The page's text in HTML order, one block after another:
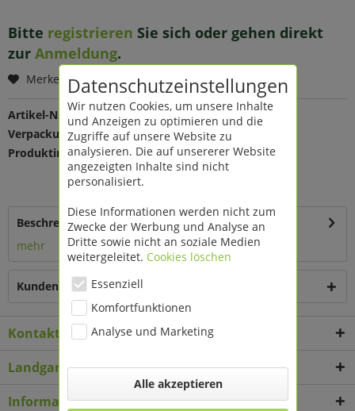
Bitte registrieren Sie sich oder gehen direkt
zur Anmeldung.
Merken
Artikel-Nr.:
206987
Verpackungseinheit:
1 St
Produktinfo:
Farbe: rot
Maße: Ø 16 H 10 cm
Material: Keramik
Beschreibung
mehr
Kunden haben sich ebenfalls angesehen
Kontakt
Landgard Deko & Floristikbedarf
Informationen
Datenschutzeinstellungen
Wir nutzen Cookies, um unsere Inhalte
und Anzeigen zu optimieren und die
Zugriffe auf unsere Website zu
analysieren. Die auf unsererer Website
angezeigten Inhalte sind nicht
personalisiert.
Diese Informationen werden nicht zum
Zwecke der Werbung und Analyse an
Dritte sowie nicht an soziale Medien
weitergeleitet. Cookies löschen
Essenziell
Komfortfunktionen
Analyse und Marketing
Alle akzeptieren